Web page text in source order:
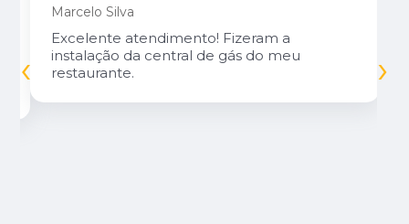
Marcelo Silva
Excelente atendimento! Fizeram a
instalação da central de gás do meu
restaurante.
‹ ›